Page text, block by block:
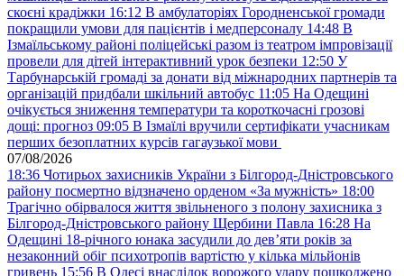
скоєні крадіжки 16:12 В амбулаторіях Городненської громади
покращили умови для пацієнтів і медперсоналу 14:48 В
Ізмаїльському районі поліцейські разом із театром імпровізації
провели для дітей інтерактивний урок безпеки 12:50 У
Тарбунарській громаді за донати від міжнародних партнерів та
організацій придбали шкільний автобус 11:05 На Одещині
очікується зниження температури та короткочасні грозові
дощі: прогноз 09:05 В Ізмаїлі вручили сертифікати учасникам
перших безоплатних курсів гагаузької мови
07/08/2026
18:36 Чотирьох захисників України з Білгород-Дністровського
району посмертно відзначено орденом «За мужність» 18:00
Трагічно обірвалося життя звільненого з полону захисника з
Білгород-Дністровського району Щербини Павла 16:28 На
Одещині 18-річного юнака засудили до дев’яти років за
незаконний обіг психотропів вартістю у кілька мільйонів
гривень 15:56 В Одесі внаслідок ворожого удару пошкоджено